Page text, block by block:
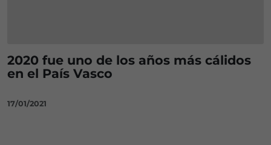
2020 fue uno de los años más cálidos
en el País Vasco
17/01/2021